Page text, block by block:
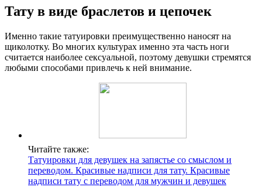
Тату в виде браслетов и цепочек
Именно такие татуировки преимущественно наносят на
щиколотку. Во многих культурах именно эта часть ноги
считается наиболее сексуальной, поэтому девушки стремятся
любыми способами привлечь к ней внимание.
Читайте также:
Татуировки для девушек на запястье со смыслом и
переводом. Красивые надписи для тату. Красивые
надписи тату с переводом для мужчин и девушек